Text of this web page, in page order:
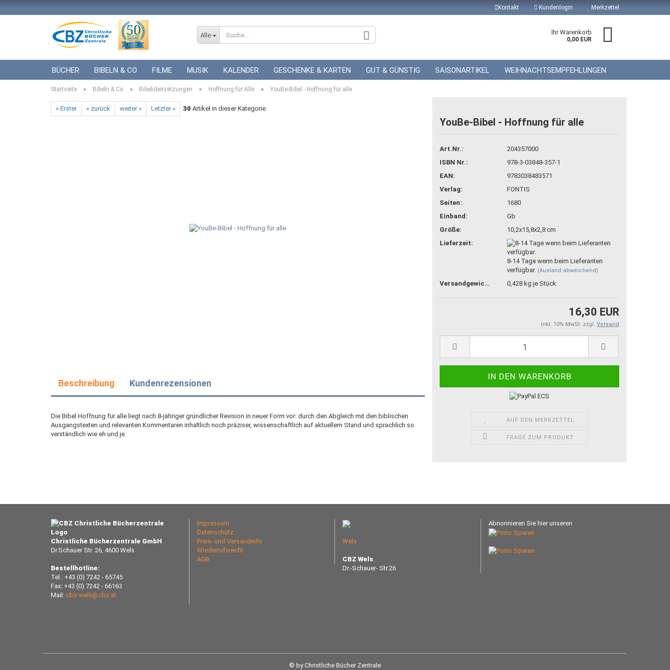
Kontakt Kundenlogin
Konto erstellen
Passwort vergessen?
Merkzettel
Alle Ihr Warenkorb
0,00 EUR
BÜCHER BIBELN & CO FILME MUSIK KALENDER GESCHENKE & KARTEN GUT & GÜNSTIG SAISONARTIKEL WEIHNACHTSEMPFEHLUNGEN
ICF BÜCHER VERSCHIEDENES GESCHENKE ZUR HOCHZEIT GUTSCHEINE
Startseite » Bibeln & Co » Bibelübersetzungen » Hoffnung für Alle » YouBe-Bibel - Hoffnung für alle
« Erster « zurück weiter » Letzter » 30 Artikel in dieser Kategorie
YouBe-Bibel - Hoffnung für alle
Art.Nr.:
204357000
ISBN Nr.:
978-3-03848-357-1
EAN:
9783038483571
Verlag:
FONTIS
Seiten:
1680
Einband:
Gb
Größe:
10,2x15,8x2,8 cm
Lieferzeit:
8-14 Tage wenn beim Lieferanten
verfügbar. (Ausland abweichend)
Versandgewicht: 0,428 kg je Stück
16,30 EUR
inkl. 10% MwSt. zzgl. Versand
AUF DEN MERKZETTEL
FRAGE ZUM PRODUKT
Beschreibung Kundenrezensionen
Die Bibel Hoffnung für alle liegt nach 8-jähriger gründlicher Revision in neuer Form vor: durch den Abgleich mit den biblischen
Ausgangstexten und relevanten Kommentaren inhaltlich noch präziser, wissenschaftlich auf aktuellem Stand und sprachlich so
verständlich wie eh und je.
Christliche Bücherzentrale GmbH
Dr.Schauer Str. 26, 4600 Wels
Bestellhotline:
Tel.: +43 (0) 7242 - 65745
Fax: +43 (0) 7242 - 66163
Mail: cbz-wels@cbz.at
Impressum
Datenschutz
Preis- und Versandinfo
Wiederrufsrecht
AGB
Wels
CBZ Wels
Dr.-Schauer- Str.26
Abnonnieren Sie hier unseren
© by Christliche Bücher Zentrale